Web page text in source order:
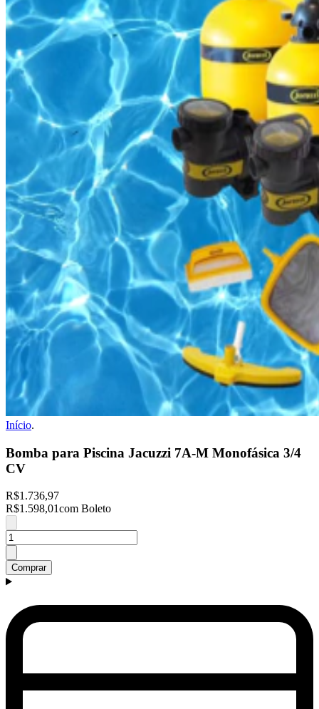
Início.
Bomba para Piscina Jacuzzi 7A-M Monofásica 3/4
CV
R$1.736,97
R$1.598,01com Boleto
Comprar